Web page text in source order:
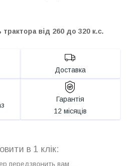
від 260 до 320 к.с.
Доставка
Гарантія
12 місяців
в 1 клік:
передзвонить вам